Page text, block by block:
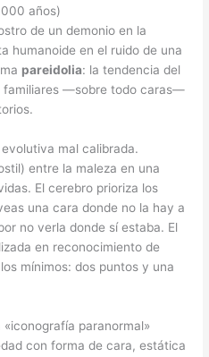
años)
de un demonio en la
humanoide en el ruido de una
pareidolia: la tendencia del
familiares —sobre todo caras—
mal calibrada.
entre la maleza en una
El cerebro prioriza los
una cara donde no la hay a
no verla donde sí estaba. El
en reconocimiento de
mínimos: dos puntos y una
paranormal»
con forma de cara, estática